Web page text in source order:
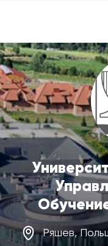
Ряшев,